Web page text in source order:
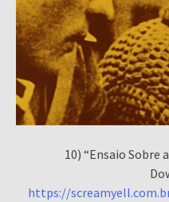
10) “Ensaio Sobre
https://